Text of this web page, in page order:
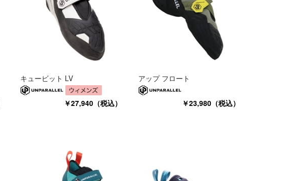
キュービット LV
￥27,940（税込）
アップ フロート
￥23,980（税込）